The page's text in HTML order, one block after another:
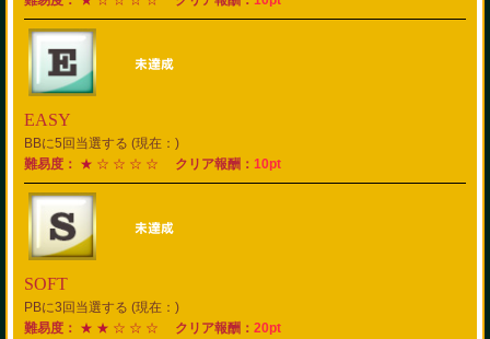
EASY
BBに5回当選する (現在：)
難易度： ★ ☆ ☆ ☆ ☆ クリア報酬： 10pt
SOFT
PBに3回当選する (現在：)
難易度： ★ ★ ☆ ☆ ☆ クリア報酬： 20pt